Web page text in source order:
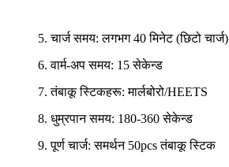
5. चार्ज समय: लगभग 40 मिनेट (छिटो चार्ज)
6. वार्म-अप समय: 15 सेकेन्ड
7. तंबाकू स्टिकहरू: मार्लबोरो/HEETS
8. धुम्रपान समय: 180-360 सेकेन्ड
9. पूर्ण चार्ज: समर्थन 50pcs तंबाकू स्टिक